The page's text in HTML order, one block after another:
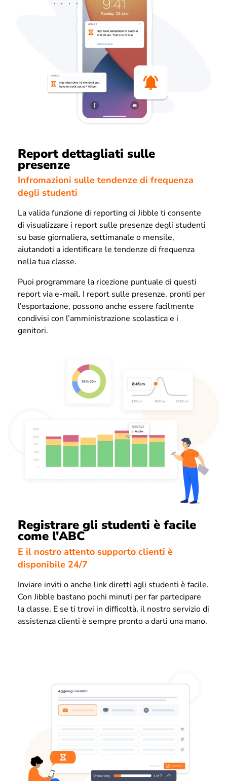
Report dettagliati sulle
presenze
Infromazioni sulle tendenze di frequenza
degli studenti
La valida funzione di reporting di Jibble ti consente
di visualizzare i report sulle presenze degli studenti
su base giornaliera, settimanale o mensile,
aiutandoti a identificare le tendenze di frequenza
nella tua classe.
Puoi programmare la ricezione puntuale di questi
report via e-mail. I report sulle presenze, pronti per
l’esportazione, possono anche essere facilmente
condivisi con l’amministrazione scolastica e i
genitori.
Registrare gli studenti è facile
come l'ABC
E il nostro attento supporto clienti è
disponibile 24/7
Inviare inviti o anche link diretti agli studenti è facile.
Con Jibble bastano pochi minuti per far partecipare
la classe. E se ti trovi in difficoltà, il nostro servizio di
assistenza clienti è sempre pronto a darti una mano.